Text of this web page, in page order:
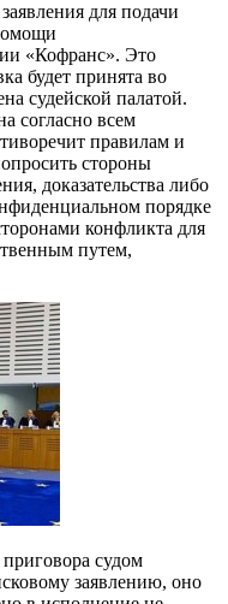
для подачи
«Кофранс». Это
будет принята во
судейской палатой.
согласно всем
правилам и
стороны
доказательства либо
порядке
конфликта для
путем,
судом
заявлению, оно